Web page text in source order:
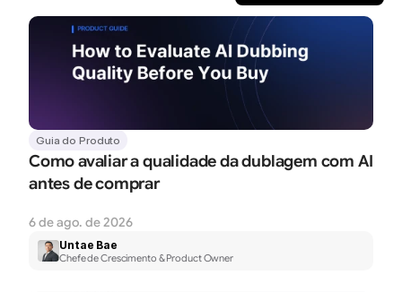
Guia do Produto
Como avaliar a qualidade da dublagem com AI
antes de comprar
6 de ago. de 2026
Untae Bae
Chefe de Crescimento & Product Owner